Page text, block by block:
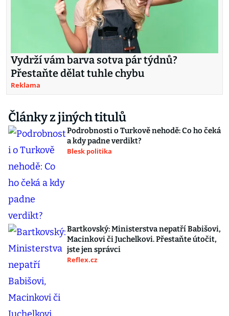
Vydrží vám barva sotva pár týdnů?
Přestaňte dělat tuhle chybu
Reklama
Články z jiných titulů
Podrobnosti o Turkově nehodě: Co ho čeká
a kdy padne verdikt?
Blesk politika
Bartkovský: Ministerstva nepatří Babišovi,
Macinkovi či Juchelkovi. Přestaňte útočit,
jste jen správci
Reflex.cz